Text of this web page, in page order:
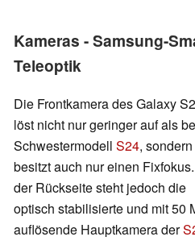
Kameras - Samsung-
Teleoptik
Die Frontkamera des Galaxy
löst nicht nur geringer auf als
Schwestermodell S24, sondern
besitzt auch nur einen
der Rückseite steht jedoch die
optisch stabilisierte und mit 50
auflösende Hauptkamera der